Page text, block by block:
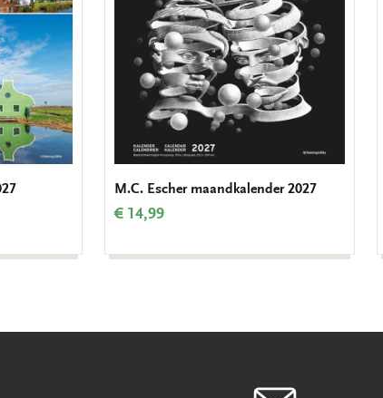
M.C. Escher maandkalender 2027
€ 14,99